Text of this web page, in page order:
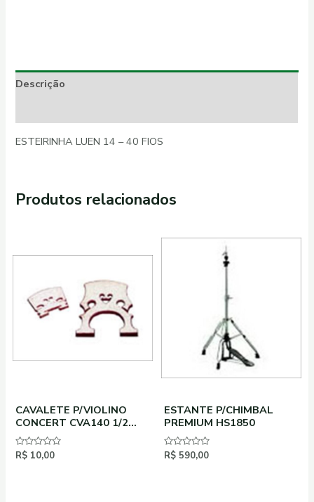
Descrição
ESTEIRINHA LUEN 14 – 40 FIOS
Produtos relacionados
CAVALETE P/VIOLINO
CONCERT CVA140 1/2
UNIDADE
Avaliação
R$ 10,00
ESTANTE P/CHIMBAL
PREMIUM HS1850
Avaliação
R$ 590,00